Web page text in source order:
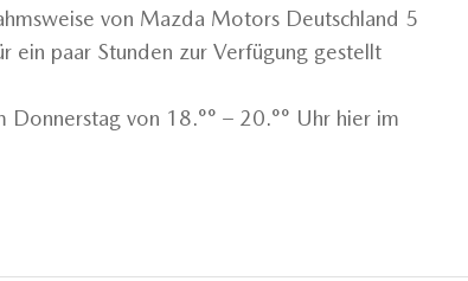
von Mazda Motors Deutschland 5
ein paar Stunden zur Verfügung gestellt
Donnerstag von 18.°° – 20.°° Uhr hier im